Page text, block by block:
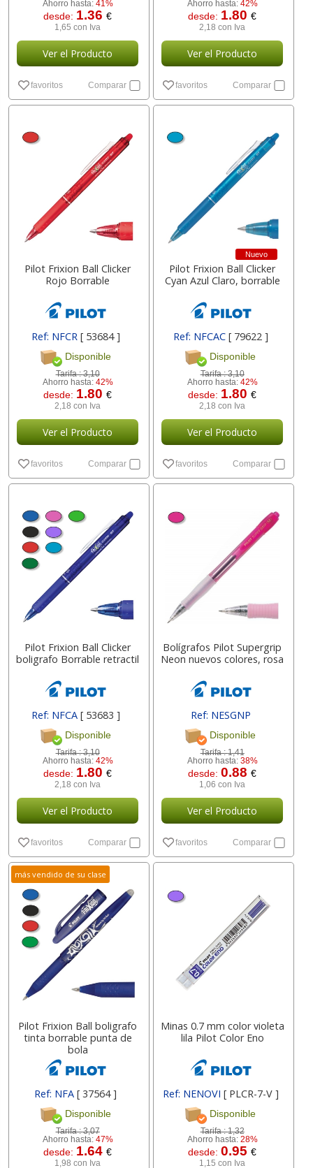
Ahorro hasta: 41%
desde: 1.36€
1,65 con Iva
Ver el Producto
favoritos Comparar
Ahorro hasta: 42%
desde: 1.80€
2,18 con Iva
Ver el Producto
favoritos Comparar
Pilot Frixion Ball Clicker
Rojo Borrable
Ref: NFCR [ 53684 ]
Disponible
Tarifa :3,10
Ahorro hasta: 42%
desde: 1.80€
2,18 con Iva
Ver el Producto
favoritos Comparar
Nuevo
Pilot Frixion Ball Clicker
Cyan Azul Claro, borrable
Ref: NFCAC [ 79622 ]
Disponible
Tarifa :3,10
Ahorro hasta: 42%
desde: 1.80€
2,18 con Iva
Ver el Producto
favoritos Comparar
Pilot Frixion Ball Clicker
boligrafo Borrable retractil
Ref: NFCA [ 53683 ]
Disponible
Tarifa :3,10
Ahorro hasta: 42%
desde: 1.80€
2,18 con Iva
Ver el Producto
favoritos Comparar
Bolígrafos Pilot Supergrip
Neon nuevos colores, rosa
Ref: NESGNP
Disponible
Tarifa :1,41
Ahorro hasta: 38%
desde:0.88€
1,06 con Iva
Ver el Producto
favoritos Comparar
más vendido de su clase
Pilot Frixion Ball boligrafo
tinta borrable punta de
bola
Ref: NFA[ 37564 ]
Disponible
Tarifa :3,07
Ahorro hasta: 47%
desde: 1.64€
1,98 con Iva
Minas 0.7 mm color violeta
lila Pilot Color Eno
Ref: NENOVI [ PLCR-7-V ]
Disponible
Tarifa :1,32
Ahorro hasta: 28%
desde:0.95€
1,15 con Iva